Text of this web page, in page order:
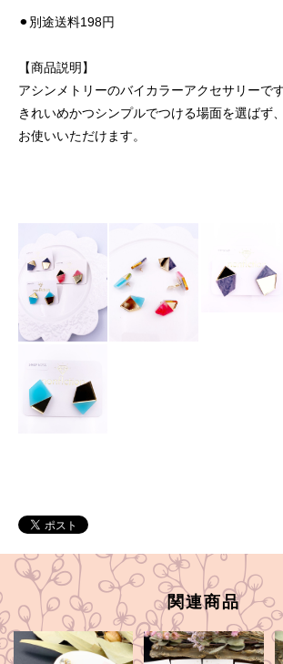
⚫︎別途送料198円
【商品説明】
アシンメトリーのバイカラーアクセサリーです
きれいめかつシンプルでつける場面を選ばず、
お使いいただけます。
関連商品